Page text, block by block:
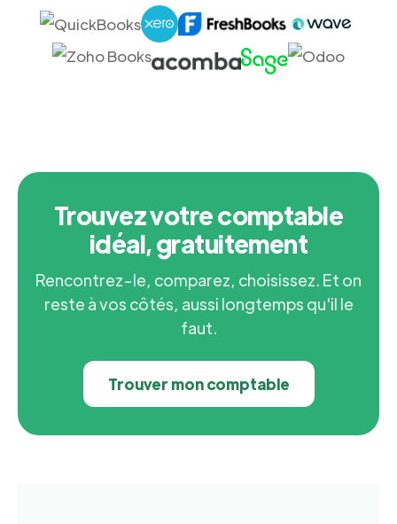
Trouvez votre comptable
idéal, gratuitement
Rencontrez-le, comparez, choisissez. Et on
reste à vos côtés, aussi longtemps qu'il le
faut.
Trouver mon comptable